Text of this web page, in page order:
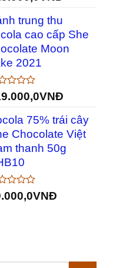
trung thu
cao cấp She
Moon
2021
VNĐ
75% trái cây
Chocolate Việt
thanh 50g
VNĐ